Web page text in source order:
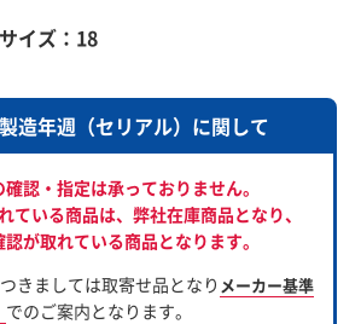
イズ：18
造年週（セリアル）に関して
認・指定は承っておりません。
ている商品は、 弊社在庫商品となり、
が取れている商品となります。
きましては取寄せ品となり メーカー基準
でのご案内となります。